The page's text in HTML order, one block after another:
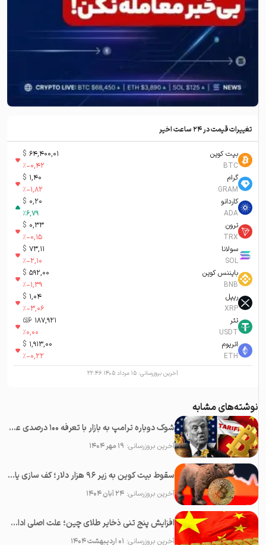
تغییرات قیمت در ۲۴ ساعت اخیر
بیت کوین
BTC
64,400,01
$
%-0,42
گرام
GRAM
1,40
$
%-1,82
کاردانو
ADA
0,20
$
%6,79
ترون
TRX
0,33
$
%-0,15
سولانا
SOL
73,11
$
%-2,10
بایننس کوین
BNB
592,00
$
%-1,39
ریپل
XRP
1,04
$
%-3,06
تتر
USDT
187,921 تومان-ء
%0,00
اتریوم
ETH
1,913,00
$
%-0,22
آخرین بروزرسانی: ۱۵ مرداد ۱۴۰۵ ۲۲:۴۶
نوشته‌های مشابه
شوک دوباره ترامپ به بازار با تعرفه ۱۰۰ درصدی علیه چین؛‌ سقوط همه رمزارزها
آخرین بروزرسانی:۱۹ مهر ۱۴۰۴
سقوط بیت کوین به زیر ۹۶ هزار دلار؛ کف سازی یا پایان بولران؟
آخرین بروزرسانی:۲۴ آبان ۱۴۰۴
افزایش پنج تنی ذخایر طلای چین؛ علت اصلی ادامه رشد قیمت طلا
آخرین بروزرسانی: ۰۱ اردیبهشت ۱۴۰۴